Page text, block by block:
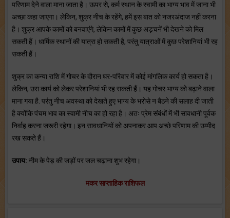
परिणाम देने वाला माना जाता है। ऊपर से, कर्म स्थान के स्वामी का भाग्य भाव में जाना भी
अच्छा कहा जाएगा। लेकिन, शुक्र नीच के रहेंगे, हमें इस बात को नजरअंदाज नहीं करना
है। शुक्र आपके कामों को बनवाएंगे, लेकिन कामों में कुछ अड़चनें भी देखने को मिल
सकती हैं। धार्मिक स्थानों की यात्रा हो सकती है, परंतु यात्राओं में कुछ परेशानियां भी रह
सकती हैं।
शुक्र का कन्या राशि में गोचर के दौरान घर-परिवार में कोई मांगलिक कार्य हो सकता है।
लेकिन, उस कार्य को लेकर परेशानियां भी रह सकती हैं। यह गोचर भाग्य को बढ़ाने वाला
माना गया है. परंतु नीच अवस्था को देखते हुए भाग्य के भरोसे न बैठने की सलाह दी जाती
है क्योंकि पंचम भाव का स्वामी नीच का हो रहा है। अतः प्रेम संबंधों में भी सावधानी पूर्वक
निर्वाह करना जरूरी रहेगा। इन सावधानियों को अपनाकर आप अच्छे परिणाम की उम्मीद
रख सकते हैं।
उपाय: नीम के पेड़ की जड़ों पर जल चढ़ाना शुभ रहेगा।
मकर साप्ताहिक राशिफल